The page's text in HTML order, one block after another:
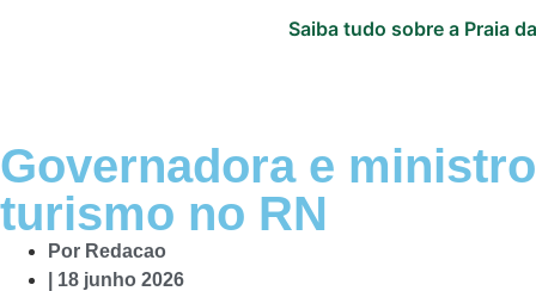
Saiba tudo sobre a Praia
Governadora e
turismo no RN
Por Redacao
18 junho 2026